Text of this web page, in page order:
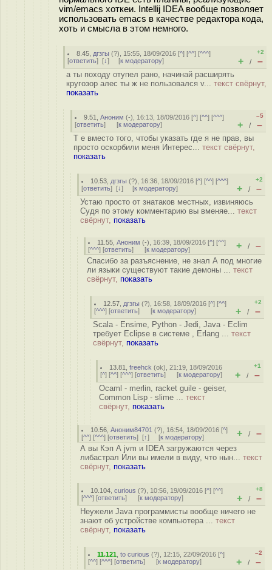
vim/emacs хоткеи. Intellij IDEA вообще позволяет
использовать emacs в качестве редактора кода,
хоть и смысла в этом немного.
8.45 дгзгы (?), 15:55, 18/09/2016 [^] [^^] [^^^]
[ответить] [↓] [к модератору]
+2
+ / –
а ты походу отупел рано, начинай расширять
кругозор алес ты ж не пользовался v... текст свёрнут,
показать
9.51 ,Аноним (-), 16:13, 18/09/2016 [^] [^^] [^^^]
[ответить] [к модератору]
–5
+ / –
Т е вместо того, чтобы указать где я не прав, вы
просто оскорбили меня Интерес... текст свёрнут,
показать
10.53 дгзгы (?), 16:36, 18/09/2016 [^] [^^] [^^^]
[ответить] [↓] [к модератору]
+2
+ / –
Устаю просто от знатаков местных, извиняюсь
Судя по этому комментарию вы вменяе... текст
свёрнут, показать
11.55 ,Аноним (-), 16:39, 18/09/2016 [^] [^^]
[^^^] [ответить] [к модератору] + / –
Спасибо за разъяснение, не знал А под многие
ли языки существуют такие демоны ... текст
свёрнут, показать
12.57 дгзгы (?), 16:58, 18/09/2016 [^] [^^]
[^^^] [ответить] [к модератору]
+2
+ / –
Scala - Ensime, Python - Jedi, Java - Eclim
требует Eclipse в системе , Erlang ... текст
свёрнут, показать
13.81 ,freehck (ok), 21:19, 18/09/2016
[^] [^^] [^^^] [ответить] [к модератору]
+1
+ / –
Ocaml - merlin, racket guile - geiser,
Common Lisp - slime ... текст
свёрнут, показать
10.56 ,Аноним84701 (?), 16:54, 18/09/2016 [^]
[^^] [^^^] [ответить] [↑] [к модератору] + / –
А вы Кэп А jvm и IDEA загружаются через
либастрал Или вы имели в виду, что нын... текст
свёрнут, показать
10.104 ,curious (?), 10:56, 19/09/2016 [^] [^^]
[^^^] [ответить] [к модератору]
+8
+ / –
Неужели Java программисты вообще ничего не
знают об устройстве компьютера ... текст
свёрнут, показать
11.121 ,to curious (?), 12:15, 22/09/2016 [^]
[^^] [^^^] [ответить] [к модератору]
–2
+ / –